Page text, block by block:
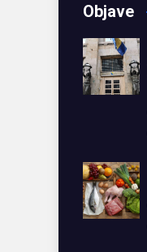
Objave